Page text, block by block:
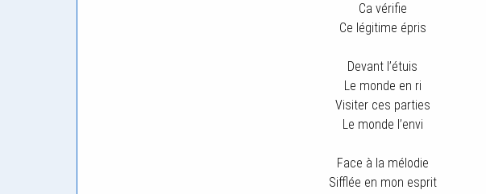
Ca vérifie
Ce légitime épris
Devant l’étuis
Le monde en ri
Visiter ces parties
Le monde l’envi
Face à la mélodie
Sifflée en mon esprit